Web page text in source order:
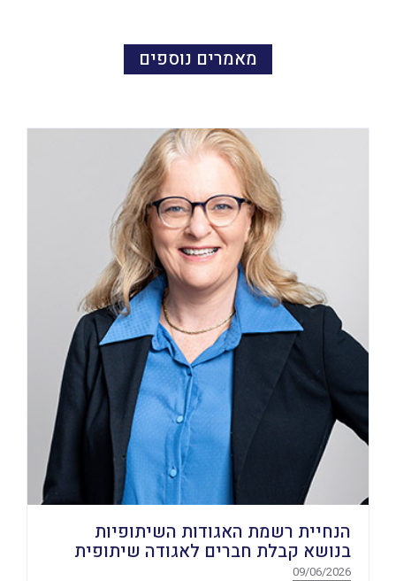
מאמרים נוספים
הנחיית רשמת האגודות השיתופיות
בנושא קבלת חברים לאגודה שיתופית
09/06/2026